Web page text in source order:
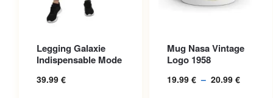
Legging Galaxie
Indispensable Mode
39.99 €
variations. Les options
peuvent être choisies sur la
page du produit
Mug Nasa Vintage
Logo 1958
19.99 € – 20.99 €
variations. Les options
peuvent être choisies sur la
page du produit